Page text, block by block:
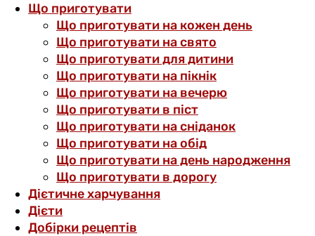
Що приготувати
Що приготувати на кожен день
Що приготувати на свято
Що приготувати для дитини
Що приготувати на пікнік
Що приготувати на вечерю
Що приготувати в піст
Що приготувати на сніданок
Що приготувати на обід
Що приготувати на день народження
Що приготувати в дорогу
Дієтичне харчування
Дієти
Добірки рецептів